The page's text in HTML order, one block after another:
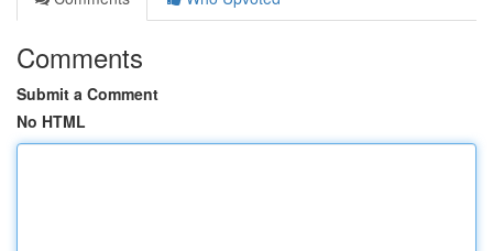
Comments
Submit a Comment
No HTML